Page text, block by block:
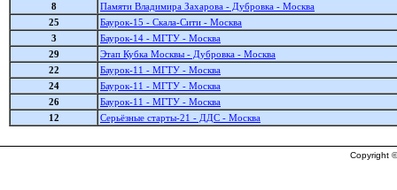
8
Памяти Владимира Захарова - Дубровка - Москва
25
Баурок-15 - Скала-Сити - Москва
3
Баурок-14 - МГТУ - Москва
29
Этап Кубка Москвы - Дубровка - Москва
22
Баурок-11 - МГТУ - Москва
24
Баурок-11 - МГТУ - Москва
26
Баурок-11 - МГТУ - Москва
12
Серьёзные старты-21 - ДДС - Москва
Copyright